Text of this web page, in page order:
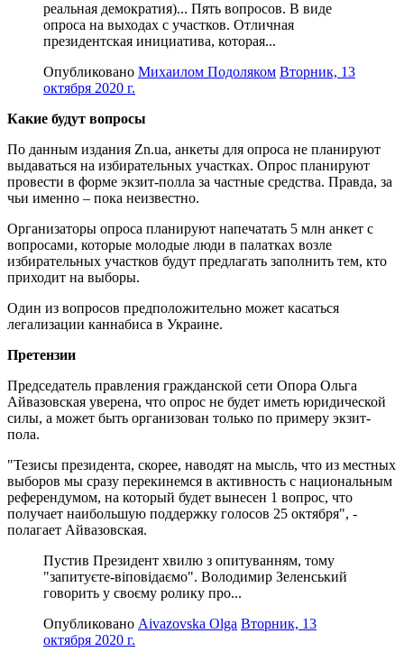
реальная демократия)... Пять вопросов. В виде
опроса на выходах с участков. Отличная
президентская инициатива, которая...
Опубликовано Михаилом Подоляком Вторник, 13
октября 2020 г.
Какие будут вопросы
По данным издания Zn.ua, анкеты для опроса не планируют
выдаваться на избирательных участках. Опрос планируют
провести в форме экзит-полла за частные средства. Правда, за
чьи именно – пока неизвестно.
Организаторы опроса планируют напечатать 5 млн анкет с
вопросами, которые молодые люди в палатках возле
избирательных участков будут предлагать заполнить тем, кто
приходит на выборы.
Один из вопросов предположительно может касаться
легализации каннабиса в Украине.
Претензии
Председатель правления гражданской сети Опора Ольга
Айвазовская уверена, что опрос не будет иметь юридической
силы, а может быть организован только по примеру экзит-
пола.
"Тезисы президента, скорее, наводят на мысль, что из местных
выборов мы сразу перекинемся в активность с национальным
референдумом, на который будет вынесен 1 вопрос, что
получает наибольшую поддержку голосов 25 октября", -
полагает Айвазовская.
Пустив Президент хвилю з опитуванням, тому
"запитуєте-віповідаємо". Володимир Зеленський
говорить у своєму ролику про...
Опубликовано Aivazovska Olga Вторник, 13
октября 2020 г.